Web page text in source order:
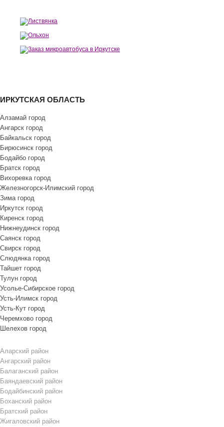
ИРКУТСКАЯ ОБЛАСТЬ
Алзамай город
Ангарск город
Байкальск город
Бирюсинск город
Бодайбо город
Братск город
Вихоревка город
Железногорск-Илимский город
Зима город
Иркутск город
Киренск город
Нижнеудинск город
Саянск город
Свирск город
Слюдянка город
Тайшет город
Тулун город
Усолье-Сибирское город
Усть-Илимск город
Усть-Кут город
Черемхово город
Шелехов город
Аларский район
Ангарский район
Балаганский район
Баяндаевский район
Бодайбинский район
Боханский район
Братский район
Жигаловский район